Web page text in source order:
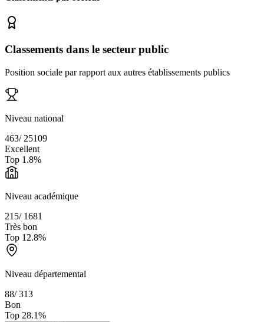
Classements dans le secteur public
Position sociale par rapport aux autres établissements publics
Niveau national
463/ 25109
Excellent
Top 1.8%
Niveau académique
215/ 1681
Très bon
Top 12.8%
Niveau départemental
88/313
Bon
Top 28.1%